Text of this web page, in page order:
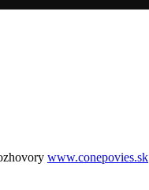
www.conepovies.sk